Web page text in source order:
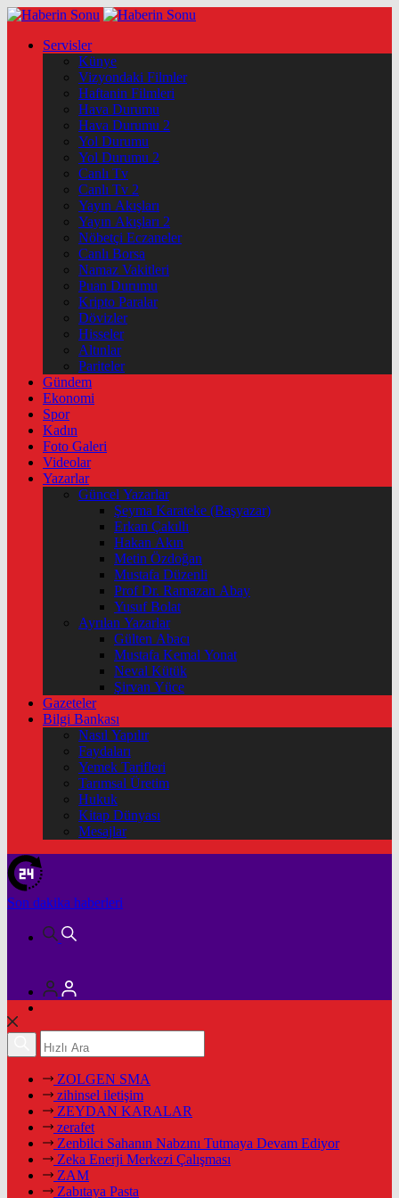
Servisler
Künye
Vizyondaki Filmler
Haftanin Filmleri
Hava Durumu
Hava Durumu 2
Yol Durumu
Yol Durumu 2
Canlı Tv
Canlı Tv 2
Yayın Akışları
Yayın Akışları 2
Nöbetçi Eczaneler
Canlı Borsa
Namaz Vakitleri
Puan Durumu
Kripto Paralar
Dövizler
Hisseler
Altınlar
Pariteler
Gündem
Ekonomi
Spor
Kadın
Foto Galeri
Videolar
Yazarlar
Güncel Yazarlar
Şeyma Karateke (Başyazar)
Erkan Çakıllı
Hakan Akın
Metin Özdoğan
Mustafa Düzenli
Prof Dr. Ramazan Abay
Yusuf Bolat
Ayrılan Yazarlar
Gülten Abacı
Mustafa Kemal Yonat
Neval Kütük
Şirvan Yüce
Gazeteler
Bilgi Bankası
Nasıl Yapılır
Faydaları
Yemek Tarifleri
Tarımsal Üretim
Hukuk
Kitap Dünyası
Mesajlar
Son dakika haberleri
ZOLGEN SMA
zihinsel iletişim
ZEYDAN KARALAR
zerafet
Zenbilci Sahanın Nabzını Tutmaya Devam Ediyor
Zeka Enerji Merkezi Çalışması
ZAM
Zabıtaya Pasta